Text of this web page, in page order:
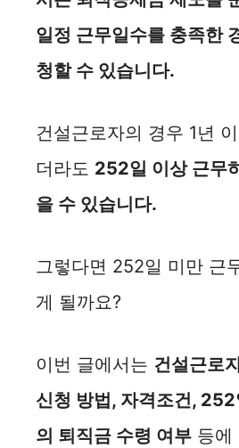
일정 근무일수를 충족한
청할 수 있습니다.
건설근로자의 경우 1년
더라도 252일 이상 근무
을 수 있습니다.
그렇다면 252일 미만 근
게 될까요?
이번 글에서는 건설근로
신청 방법, 자격조건,
의 퇴직금 수령 여부 등에